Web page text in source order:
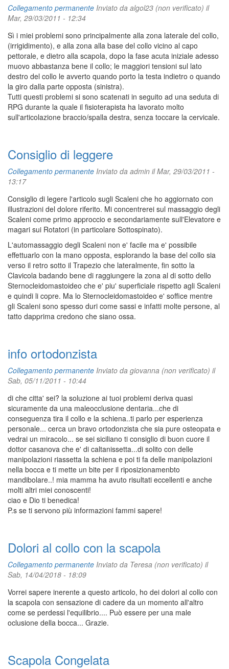
Collegamento permanente Inviato da algol23 (non verificato) il
Mar, 29/03/2011 - 12:34
Sì i miei problemi sono principalmente alla zona laterale del collo,
(irrigidimento), e alla zona alla base del collo vicino al capo
pettorale, e dietro alla scapola, dopo la fase acuta iniziale adesso
muovo abbastanza bene il collo; le maggiori tensioni sul lato
destro del collo le avverto quando porto la testa indietro o quando
la giro dalla parte opposta (sinistra).
Tutti questi problemi si sono scatenati in seguito ad una seduta di
RPG durante la quale il fisioterapista ha lavorato molto
sull'articolazione braccio/spalla destra, senza toccare la cervicale.
Consiglio di leggere
Collegamento permanente Inviato da admin il Mar, 29/03/2011 -
13:17
Consiglio di legere l'articolo sugli Scaleni che ho aggiornato con
illustrazioni del dolore riferito. Mi concentrerei sul massaggio degli
Scaleni come primo approccio e secondariamente sull'Elevatore e
magari sui Rotatori (in particolare Sottospinato).
L'automassaggio degli Scaleni non e' facile ma e' possibile
effettuarlo con la mano opposta, esplorando la base del collo sia
verso il retro sotto il Trapezio che lateralmente, fin sotto la
Clavicola badando bene di raggiungere la zona al di sotto dello
Sternocleidomastoideo che e' piu' superficiale rispetto agli Scaleni
e quindi li copre. Ma lo Sternocleidomastoideo e' soffice mentre
gli Scaleni sono spesso duri come sassi e infatti molte persone, al
tatto dapprima credono che siano ossa.
info ortodonzista
Collegamento permanente Inviato da giovanna (non verificato) il
Sab, 05/11/2011 - 10:44
di che citta' sei? la soluzione ai tuoi problemi deriva quasi
sicuramente da una maleocclusione dentaria...che di
conseguenza tira il collo e la schiena..ti parlo per esperienza
personale... cerca un bravo ortodonzista che sia pure osteopata e
vedrai un miracolo... se sei siciliano ti consiglio di buon cuore il
dottor casanova che e' di caltanissetta...di solito con delle
manipolazioni riassetta la schiena e poi ti fa delle manipolazioni
nella bocca e ti mette un bite per il riposizionamenbto
mandibolare..! mia mamma ha avuto risultati eccellenti e anche
molti altri miei conoscenti!
ciao e Dio ti benedica!
P.s se ti servono più informazioni fammi sapere!
Dolori al collo con la scapola
Collegamento permanente Inviato da Teresa (non verificato) il
Sab, 14/04/2018 - 18:09
Vorrei sapere inerente a questo articolo, ho dei dolori al collo con
la scapola con sensazione di cadere da un momento all'altro
come se perdessi l'equilibrio.... Può essere per una male
oclusione della bocca... Grazie.
Scapola Congelata